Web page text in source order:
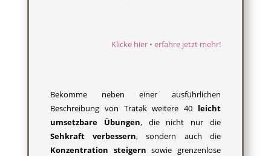
Klicke hier • erfahre jetzt mehr!
Bekomme neben einer ausführlichen
Beschreibung von Tratak weitere 40 leicht
umsetzbare Übungen, die nicht nur die
Sehkraft verbessern, sondern auch die
Konzentration steigern sowie grenzenlose